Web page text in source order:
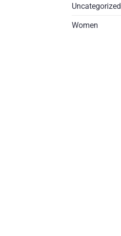
Uncategorized
Women